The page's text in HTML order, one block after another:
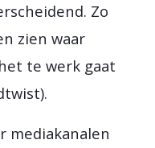
Zo
zien waar
te werk gaat
mediakanalen